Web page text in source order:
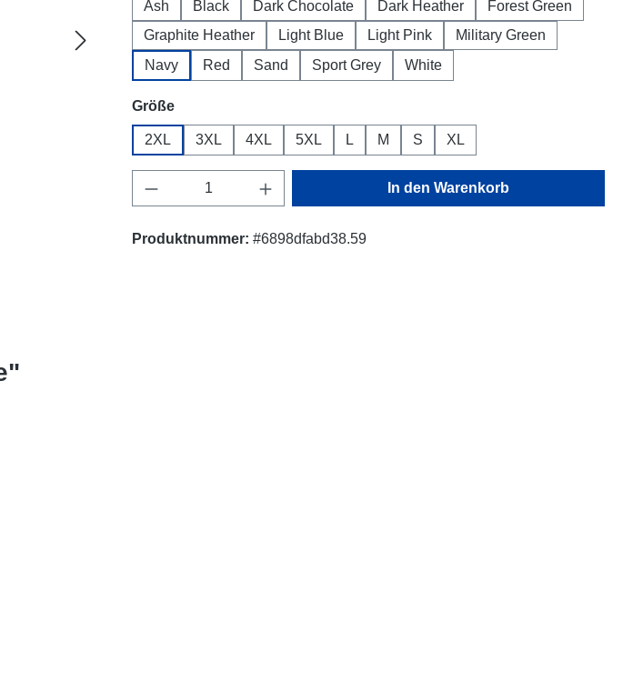
Ash Black Dark Chocolate Dark Heather
Forest Green
Graphite Heather
Light Blue Light Pink
Military Green
Navy
Red Sand Sport Grey White
Größeauswählen
2XL 3XL 4XL 5XL L M S XL
Produkt Anzahl: Gib den gewünschten Wert ein
In den Warenkorb
Produktnummer: #6898dfabd38.59